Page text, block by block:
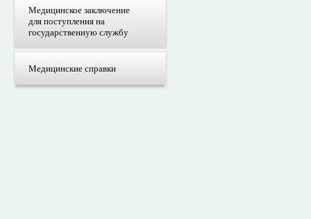
Медицинское заключение
для поступления на
государственную службу
Медицинские справки